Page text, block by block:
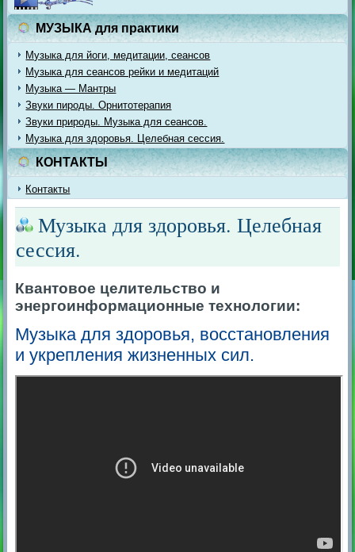
МУЗЫКА для практики
Музыка для йоги, медитации, сеансов
Музыка для сеансов рейки и медитаций
Музыка — Мантры
Звуки пироды. Орнитотерапия
Звуки природы. Музыка для сеансов.
Музыка для здоровья. Целебная сессия.
КОНТАКТЫ
Контакты
Музыка для здоровья. Целебная
сессия.
Квантовое целительство и
энергоинформационные технологии:
Музыка для здоровья, восстановления
и укрепления жизненных сил.